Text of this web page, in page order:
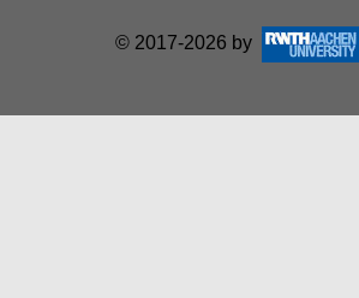
© 2017-2026 by